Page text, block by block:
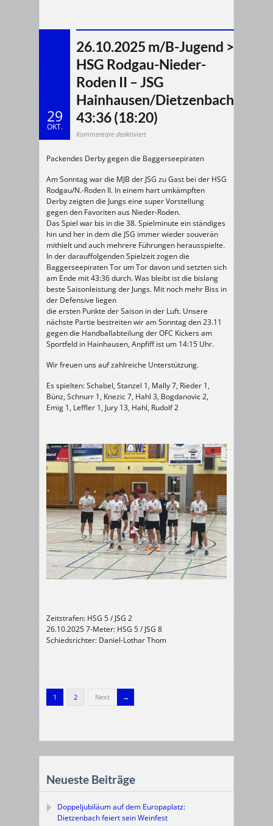
29
OKT.
26.10.2025 m/B-Jugend >
HSG Rodgau-Nieder-
Roden II – JSG
Hainhausen/Dietzenbach
43:36 (18:20)
Kommentare deaktiviertfür
>
HSG
Nieder-
Roden
II
–
JSG
Hainhausen/Dietzenbach
43:36
(18:20)
Packendes Derby gegen die Baggerseepiraten
Am Sonntag war die MJB der JSG zu Gast bei der HSG
Rodgau/N.-Roden II. In einem hart umkämpften
Derby zeigten die Jungs eine super Vorstellung
gegen den Favoriten aus Nieder-Roden.
Das Spiel war bis in die 38. Spielminute ein ständiges
hin und her in dem die JSG immer wieder souverän
mithielt und auch mehrere Führungen herausspielte.
In der darauffolgenden Spielzeit zogen die
Baggerseepiraten Tor um Tor davon und setzten sich
am Ende mit 43:36 durch. Was bleibt ist die bislang
beste Saisonleistung der Jungs. Mit noch mehr Biss in
der Defensive liegen
die ersten Punkte der Saison in der Luft. Unsere
nächste Partie bestreiten wir am Sonntag den 23.11
gegen die Handballabteilung der OFC Kickers am
Sportfeld in Hainhausen, Anpfiff ist um 14:15 Uhr.
Wir freuen uns auf zahlreiche Unterstützung.
Es spielten: Schabel, Stanzel 1, Mally 7, Rieder 1,
Bünz, Schnurr 1, Knezic 7, Hahl 3, Bogdanovic 2,
Emig 1, Leffler 1, Jury 13, Hahl, Rudolf 2
Zeitstrafen: HSG 5 / JSG 2
26.10.2025 7-Meter: HSG 5 / JSG 8
Schiedsrichter: Daniel-Lothar Thom
1 2 Next
Neueste Beiträge
Doppeljubiläum auf dem Europaplatz:
Dietzenbach feiert sein Weinfest